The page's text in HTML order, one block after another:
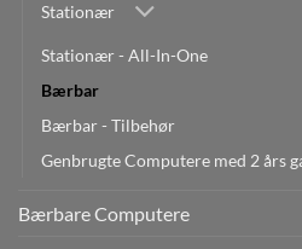
Stationær
Stationær - All-In-One
Bærbar
Bærbar - Tilbehør
Genbrugte Computere med 2 års
Bærbare Computere